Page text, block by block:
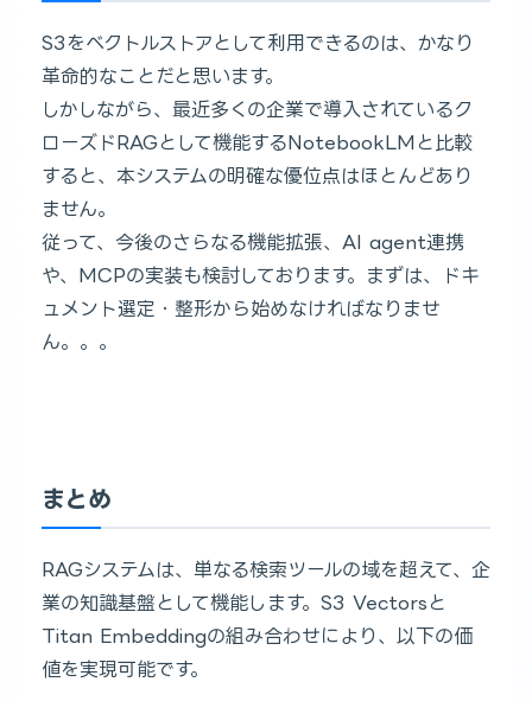
S3をベクトルストアとして利用できるのは、かなり
革命的なことだと思います。
しかしながら、最近多くの企業で導入されているク
ローズドRAGとして機能するNotebookLMと比較
すると、本システムの明確な優位点はほとんどあり
ません。
従って、今後のさらなる機能拡張、AI agent連携
や、MCPの実装も検討しております。まずは、ドキ
ュメント選定・整形から始めなければなりませ
ん。。。
まとめ
RAGシステムは、単なる検索ツールの域を超えて、企
業の知識基盤として機能します。S3 Vectorsと
Titan Embeddingの組み合わせにより、以下の価
値を実現可能です。